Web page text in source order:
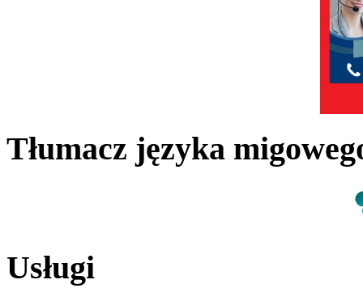
Tłumacz języka
Usługi